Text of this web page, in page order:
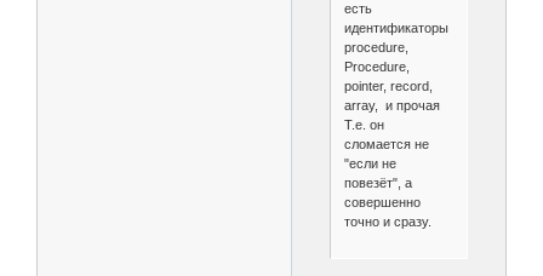
есть
идентификаторы
procedure,
Procedure,
pointer, record,
array, и прочая
Т.е. он
сломается не
"если не
повезёт", а
совершенно
точно и сразу.